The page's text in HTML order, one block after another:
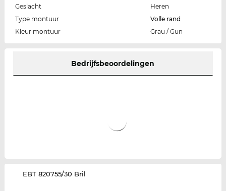
Geslacht
Heren
Type montuur
Volle rand
Kleur montuur
Grau / Gun
Bedrijfsbeoordelingen
‌EBT 820755/30 Bril